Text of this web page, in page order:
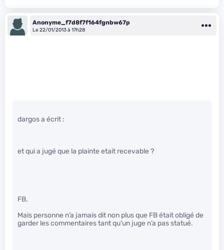
Anonyme_f7d8f7f164fgnbw67p
Le 22/01/2013 à 17h28
dargos a écrit :
et qui a jugé que la plainte etait recevable ?
FB.
Mais personne n’a jamais dit non plus que FB était obligé de
garder les commentaires tant qu’un juge n’a pas statué.